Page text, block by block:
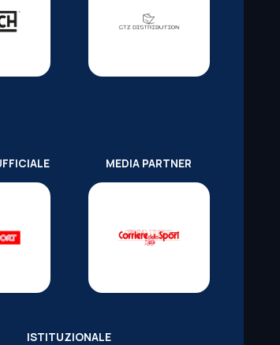
MEDIA PARTNER
ISTITUZIONALE